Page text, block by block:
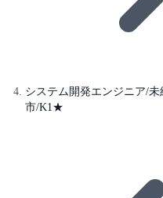
システム開発エンジニア/
市/K1★